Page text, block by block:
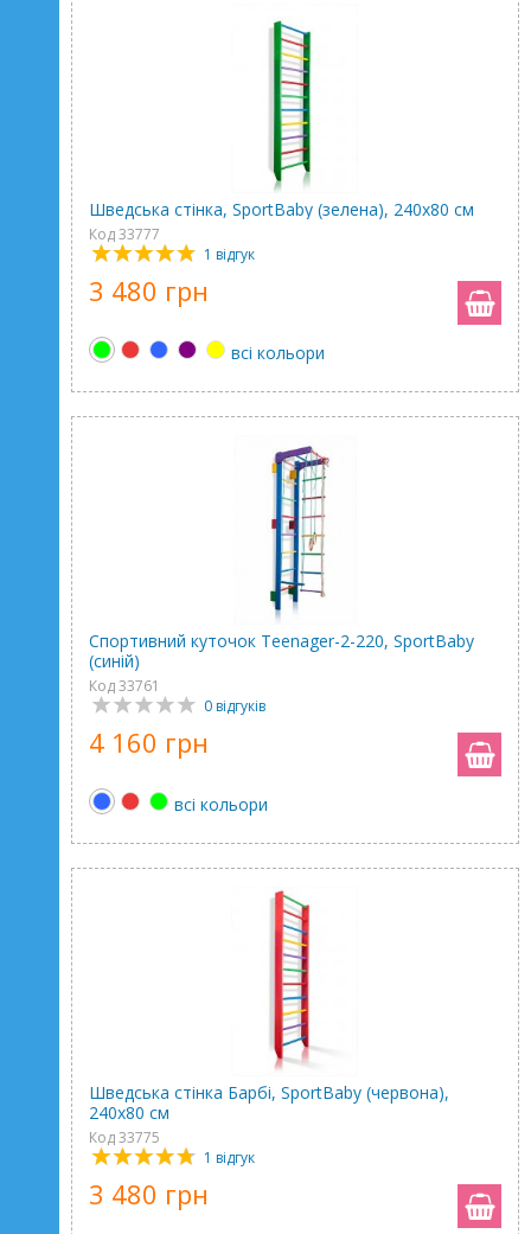
Шведська стінка, SportBaby (зелена), 240х80 см
Код 33777
1 відгук
3 480 грн
всі кольори
Спортивний куточок Teenager-2-220, SportBaby
(синій)
Код 33761
0 відгуків
4 160 грн
всі кольори
Шведська стінка Барбі, SportBaby (червона),
240х80 см
Код 33775
1 відгук
3 480 грн